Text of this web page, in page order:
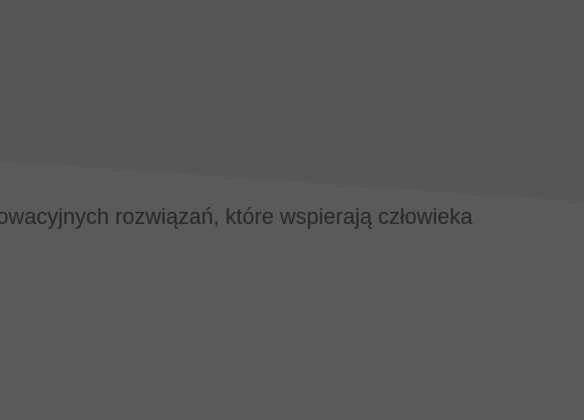
rozwiązań, które wspierają człowieka